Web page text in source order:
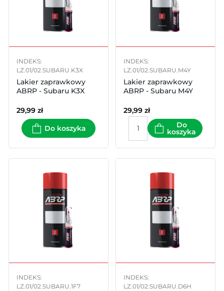
INDEKS:
LZ.01/02.SUBARU.K3X
Lakier zaprawkowy
ABRP - Subaru K3X
29,99 zł
Do koszyka
INDEKS:
LZ.01/02.SUBARU.M4Y
Lakier zaprawkowy
ABRP - Subaru M4Y
29,99 zł
Do
koszyka
INDEKS:
LZ.01/02.SUBARU.1F7
INDEKS:
LZ.01/02.SUBARU.D6H